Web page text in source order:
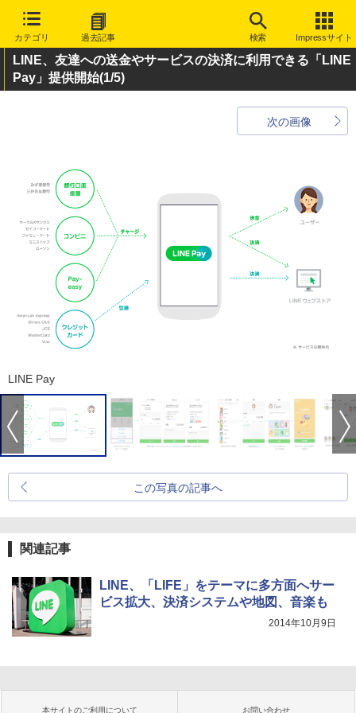
カテゴリ 過去記事 検索 Impressサイト
LINE、友達への送金やサービスの決済に利用できる「LINE
Pay」提供開始(1/5)
次の画像
LINE Pay
この写真の記事へ
関連記事
LINE、「LIFE」をテーマに多方面へサー
ビス拡大、決済システムや地図、音楽も
2014年10月9日
本サイトのご利用について お問い合わせ